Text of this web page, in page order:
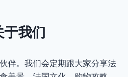
于我们
伴。我们会定期跟大家分享法